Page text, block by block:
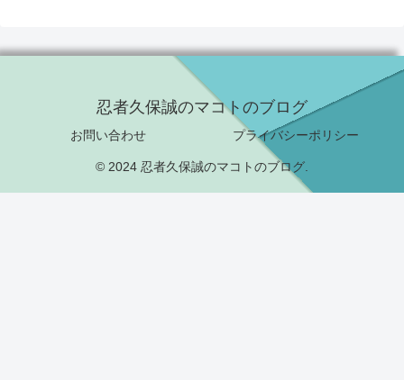
忍者久保誠のマコトのブログ
お問い合わせ プライバシーポリシー
© 2024 忍者久保誠のマコトのブログ.